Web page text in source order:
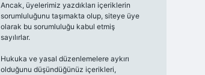
Ancak, üyelerimiz yazdıkları içeriklerin
sorumluluğunu taşımakta olup, siteye üye
olarak bu sorumluluğu kabul etmiş
sayılırlar.
Hukuka ve yasal düzenlemelere aykırı
olduğunu düşündüğünüz içerikleri,